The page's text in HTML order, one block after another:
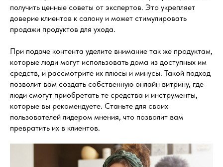
получить ценные советы от экспертов. Это укрепляет
доверие клиентов к салону и может стимулировать
продажи продуктов для ухода.
При подаче контента уделите внимание так же продуктам,
которые люди могут использовать дома из доступных им
средств, и рассмотрите их плюсы и минусы. Такой подход
позволит вам создать собственную онлайн витрину, где
люди смогут приобретать те средства и инструменты,
которые вы рекомендуете. Станьте для своих
пользователей лидером мнения, что позволит вам
превратить их в клиентов.